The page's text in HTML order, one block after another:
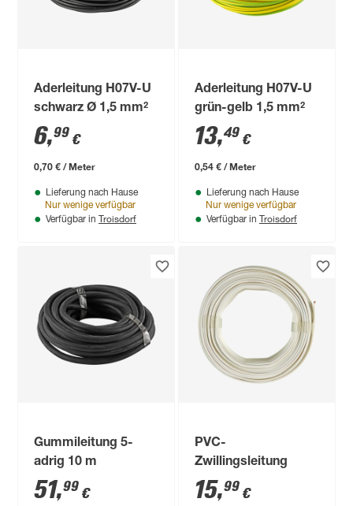
Aderleitung H07V-U
schwarz Ø 1,5 mm²
6,99 €
0,70 € / Meter
Lieferung nach Hause
Nur wenige verfügbar
Verfügbar in Troisdorf
Aderleitung H07V-U
grün-gelb 1,5 mm²
13,49 €
0,54 € / Meter
Lieferung nach Hause
Nur wenige verfügbar
Verfügbar in Troisdorf
Gummileitung 5-
adrig 10 m
51,99 €
PVC-
Zwillingsleitung
15,99 €